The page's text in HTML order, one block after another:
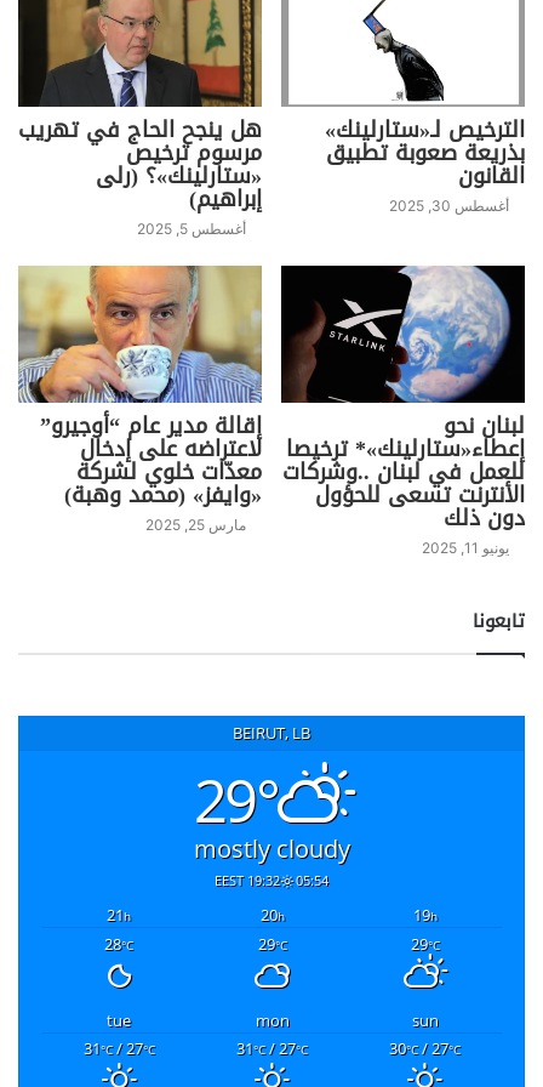
الترخيص لـ«ستارلينك»
بذريعة صعوبة تطبيق
القانون
أغسطس 30, 2025
هل ينجح الحاج في تهريب
مرسوم ترخيص
«ستارلينك»؟ (رلى
إبراهيم)
أغسطس 5, 2025
لبنان نحو
إعطاء«ستارلينك»* ترخيصا
للعمل في لبنان ..وشركات
الأنترنت تسعى للحؤول
دون ذلك
يونيو 11, 2025
إقالة مدير عام “أوجيرو”
لاعتراضه على إدخال
معدّات خلوي لشركة
«وايفز» (محمد وهبة)
مارس 25, 2025
تابعونا
BEIRUT, LB
29°
mostly cloudy
05:54
19:32 EEST
19h
20h
21h
29°C
29°C
28°C
sun
mon
tue
30°C/ 27°C
31°C/ 27°C
31°C/ 27°C